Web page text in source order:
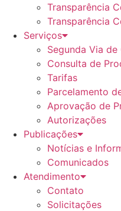
Transparência
Transparência
Serviços
Segunda Via de
Consulta de
Tarifas
Parcelamento
Aprovação de
Autorizações
Publicações
Notícias e
Comunicados
Atendimento
Contato
Solicitações